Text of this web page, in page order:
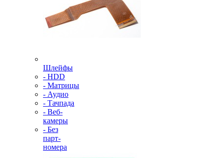
Шлейфы
- HDD
- Матрицы
- Аудио
- Тачпада
- Веб-
камеры
- Без
парт-
номера